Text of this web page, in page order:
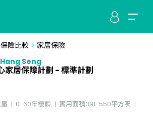
保險比較> 家居保險
Hang Seng
家居保障計劃 - 標準計劃
0-60年樓齡
實用面積391-550平方呎